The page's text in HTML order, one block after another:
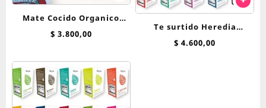
Mate Cocido Organico
Hierbas Del Oasis x 25 saq
$ 3.800,00
Te surtido Heredia
Bienestar saquitos
$ 4.600,00